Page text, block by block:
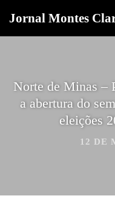
Jornal Montes
Norte de Minas –
a abertura do
eleições
12 DE